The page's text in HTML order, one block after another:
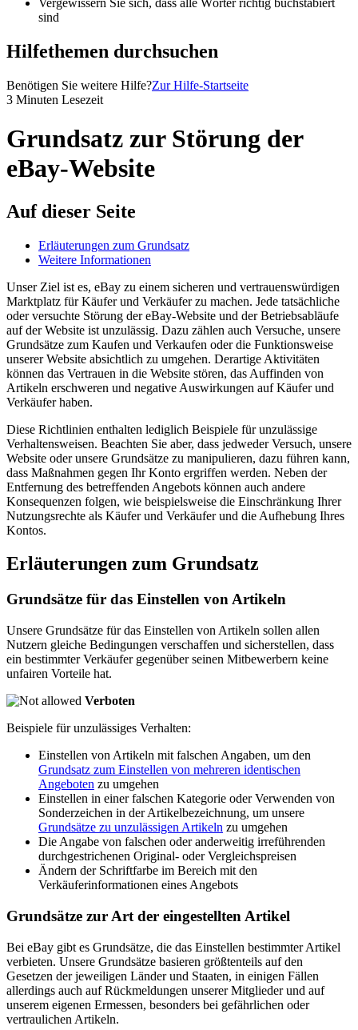
Vergewissern Sie sich, dass alle Wörter richtig buchstabiert
sind
Hilfethemen durchsuchen
Benötigen Sie weitere Hilfe?Zur Hilfe-Startseite
3 Minuten Lesezeit
Grundsatz zur Störung der
eBay-Website
Auf dieser Seite
Erläuterungen zum Grundsatz
Weitere Informationen
Unser Ziel ist es, eBay zu einem sicheren und vertrauenswürdigen
Marktplatz für Käufer und Verkäufer zu machen. Jede tatsächliche
oder versuchte Störung der eBay-Website und der Betriebsabläufe
auf der Website ist unzulässig. Dazu zählen auch Versuche, unsere
Grundsätze zum Kaufen und Verkaufen oder die Funktionsweise
unserer Website absichtlich zu umgehen. Derartige Aktivitäten
können das Vertrauen in die Website stören, das Auffinden von
Artikeln erschweren und negative Auswirkungen auf Käufer und
Verkäufer haben.
Diese Richtlinien enthalten lediglich Beispiele für unzulässige
Verhaltensweisen. Beachten Sie aber, dass jedweder Versuch, unsere
Website oder unsere Grundsätze zu manipulieren, dazu führen kann,
dass Maßnahmen gegen Ihr Konto ergriffen werden. Neben der
Entfernung des betreffenden Angebots können auch andere
Konsequenzen folgen, wie beispielsweise die Einschränkung Ihrer
Nutzungsrechte als Käufer und Verkäufer und die Aufhebung Ihres
Kontos.
Erläuterungen zum Grundsatz
Grundsätze für das Einstellen von Artikeln
Unsere Grundsätze für das Einstellen von Artikeln sollen allen
Nutzern gleiche Bedingungen verschaffen und sicherstellen, dass
ein bestimmter Verkäufer gegenüber seinen Mitbewerbern keine
unfairen Vorteile hat.
Verboten
Beispiele für unzulässiges Verhalten:
Einstellen von Artikeln mit falschen Angaben, um den
Grundsatz zum Einstellen von mehreren identischen
Angeboten zu umgehen
Einstellen in einer falschen Kategorie oder Verwenden von
Sonderzeichen in der Artikelbezeichnung, um unsere
Grundsätze zu unzulässigen Artikeln zu umgehen
Die Angabe von falschen oder anderweitig irreführenden
durchgestrichenen Original- oder Vergleichspreisen
Ändern der Schriftfarbe im Bereich mit den
Verkäuferinformationen eines Angebots
Grundsätze zur Art der eingestellten Artikel
Bei eBay gibt es Grundsätze, die das Einstellen bestimmter Artikel
verbieten. Unsere Grundsätze basieren größtenteils auf den
Gesetzen der jeweiligen Länder und Staaten, in einigen Fällen
allerdings auch auf Rückmeldungen unserer Mitglieder und auf
unserem eigenen Ermessen, besonders bei gefährlichen oder
vertraulichen Artikeln.